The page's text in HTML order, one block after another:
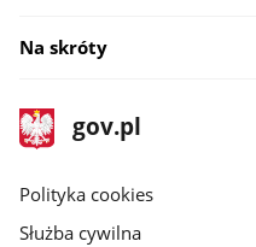
Na skróty
stopka
gov.pl
Strona
gov.pl
gov.pl
Polityka cookies
Służba cywilna